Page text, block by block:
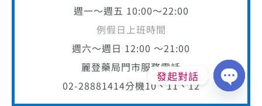
週一～週五 10:00～22:00
例假日上班時間
週六～週日 12:00 ～21:00
麗登藥局門市服務電話
02-28881414分機10、11、12
發起對話
Open
chaty